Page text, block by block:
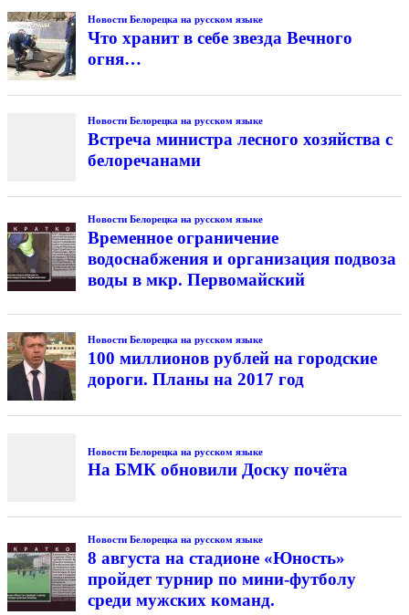
Новости Белорецка на русском языке
Что хранит в себе звезда Вечного
огня…
Новости Белорецка на русском языке
Встреча министра лесного хозяйства с
белоречанами
Новости Белорецка на русском языке
Временное ограничение
водоснабжения и организация подвоза
воды в мкр. Первомайский
Новости Белорецка на русском языке
100 миллионов рублей на городские
дороги. Планы на 2017 год
Новости Белорецка на русском языке
На БМК обновили Доску почёта
Новости Белорецка на русском языке
8 августа на стадионе «Юность»
пройдет турнир по мини-футболу
среди мужских команд.